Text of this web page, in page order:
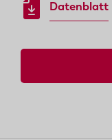
Datenblatt